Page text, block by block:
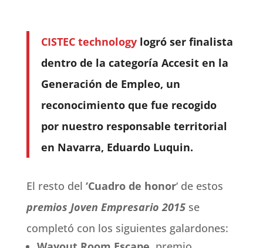
CISTEC technologylogró ser finalista
dentro de la categoría Accesit en la
Generación de Empleo, un
reconocimiento que fue recogido
por nuestro responsable territorial
en Navarra, Eduardo Luquin.
El resto del ‘Cuadro de honor‘ de estos
premios Joven Empresario 2015se
completó con los siguientes galardones: